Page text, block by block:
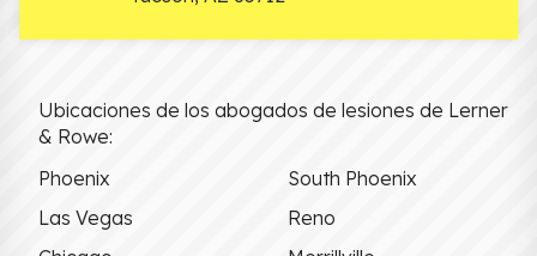
Ubicaciones de los abogados de lesiones de Lerner
& Rowe:
Phoenix
South Phoenix
Las Vegas
Reno